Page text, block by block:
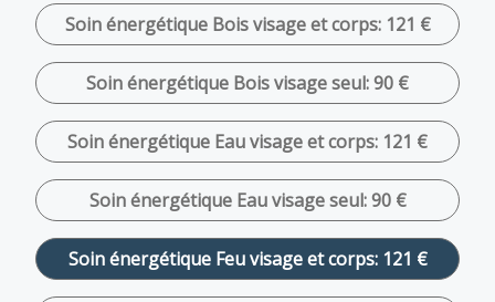
Soin énergétique Bois visage et corps: 121 €
Soin énergétique Bois visage seul: 90 €
Soin énergétique Eau visage et corps: 121 €
Soin énergétique Eau visage seul: 90 €
Soin énergétique Feu visage et corps: 121 €